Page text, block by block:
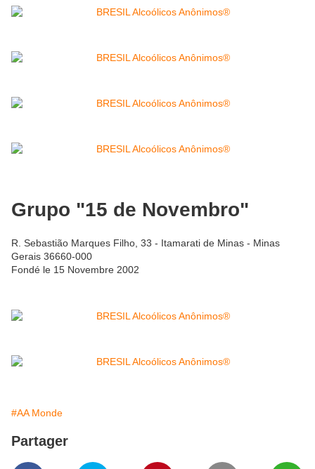
Grupo "15 de Novembro"
R. Sebastião Marques Filho, 33 - Itamarati de Minas - Minas
Gerais 36660-000
Fondé le 15 Novembre 2002
#AA Monde
Partager